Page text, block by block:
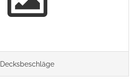
Decksbeschläge